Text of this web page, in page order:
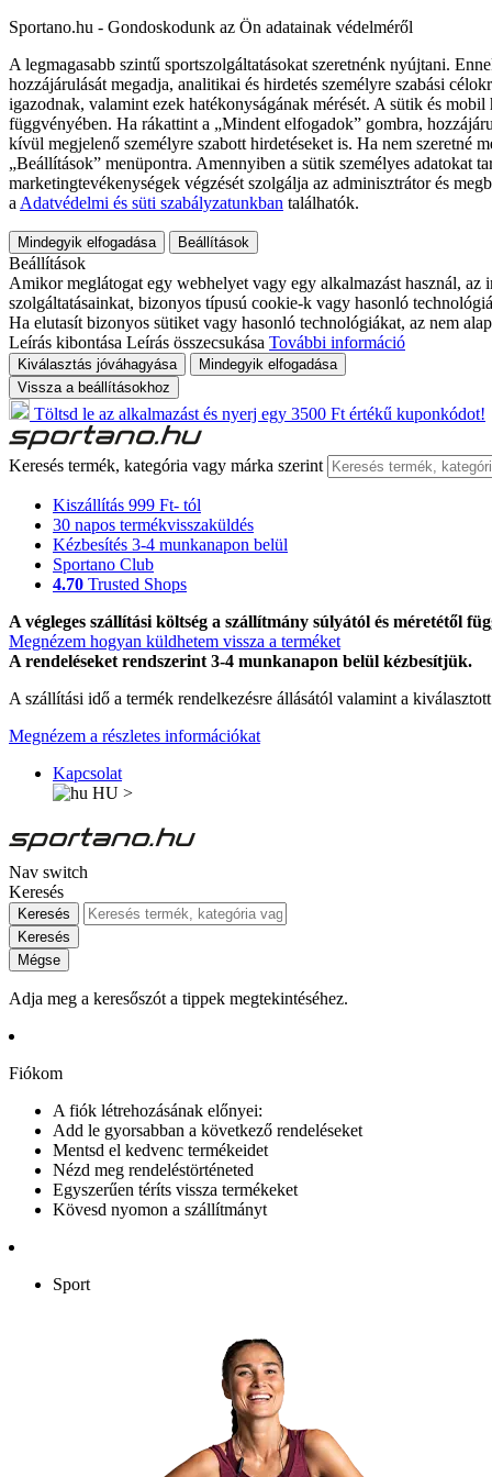
Sportano.hu - Gondoskodunk az Ön adatainak védelméről
A legmagasabb szintű sportszolgáltatásokat szeretnénk nyújtani.
hozzájárulását megadja, analitikai és hirdetés személyre szabási
igazodnak, valamint ezek hatékonyságának mérését. A sütik és
függvényében. Ha rákattint a „Mindent elfogadok” gombra,
kívül megjelenő személyre szabott hirdetéseket is. Ha nem szeretné
„Beállítások” menüpontra. Amennyiben a sütik személyes adatokat
marketingtevékenységek végzését szolgálja az adminisztrátor és
a Adatvédelmi és süti szabályzatunkban találhatók.
Mindegyik elfogadása Beállítások
Beállítások
Amikor meglátogat egy webhelyet vagy egy alkalmazást használ,
szolgáltatásainkat, bizonyos típusú cookie-k vagy hasonló
Ha elutasít bizonyos sütiket vagy hasonló technológiákat, az nem
Leírás kibontása Leírás összecsukása További információ
Kiválasztás jóváhagyása
Mindegyik elfogadása
Vissza a beállításokhoz
Töltsd le az alkalmazást és nyerj egy 3500 Ft értékű kuponkódot!
Keresés termék, kategória vagy márka szerint
Kiszállítás 999 Ft- tól
30 napos termékvisszaküldés
Kézbesítés 3-4 munkanapon belül
Sportano Club
4.70 Trusted Shops
A végleges szállítási költség a szállítmány súlyától és méretétől
Megnézem hogyan küldhetem vissza a terméket
A rendeléseket rendszerint 3-4 munkanapon belül kézbesítjük.
A szállítási idő a termék rendelkezésre állásától valamint a
Megnézem a részletes információkat
Kapcsolat
HU >
Nav switch
Keresés
Keresés
Keresés
Mégse
Adja meg a keresőszót a tippek megtekintéséhez.
Fiókom
A fiók létrehozásának előnyei:
Add le gyorsabban a következő rendeléseket
Mentsd el kedvenc termékeidet
Nézd meg rendeléstörténeted
Egyszerűen téríts vissza termékeket
Kövesd nyomon a szállítmányt
Sport